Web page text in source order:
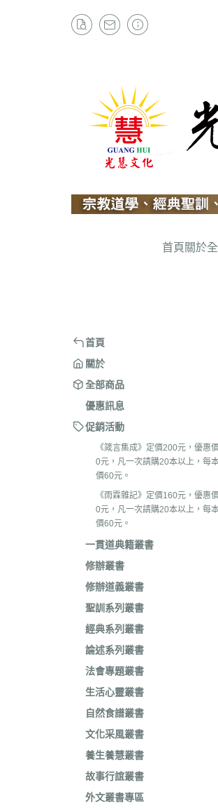
首頁 關於
首頁
關於
全部商品
優惠訊息
促銷活動
《箴言集成》定價200元，優惠
0元，凡一次請購20本以上，每
價60元。
《雨霖雜記》定價160元，優惠
0元，凡一次請購20本以上，每
價60元。
一貫道典籍叢書
修辦叢書
修辦道義叢書
聖訓系列叢書
經典系列叢書
論述系列叢書
法會專題叢書
生活心靈叢書
自然食譜叢書
文化采風叢書
養生養慧叢書
故事行誼叢書
外文叢書專區